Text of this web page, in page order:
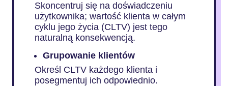
Skoncentruj się na doświadczeniu
użytkownika; wartość klienta w całym
cyklu jego życia (CLTV) jest tego
naturalną konsekwencją.
Grupowanie klientów
Określ CLTV każdego klienta i
posegmentuj ich odpowiednio.